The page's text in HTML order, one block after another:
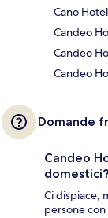
Cano
Candeo
Candeo
Candeo
Domande
Candeo
domestici?
Ci dispiace,
persone